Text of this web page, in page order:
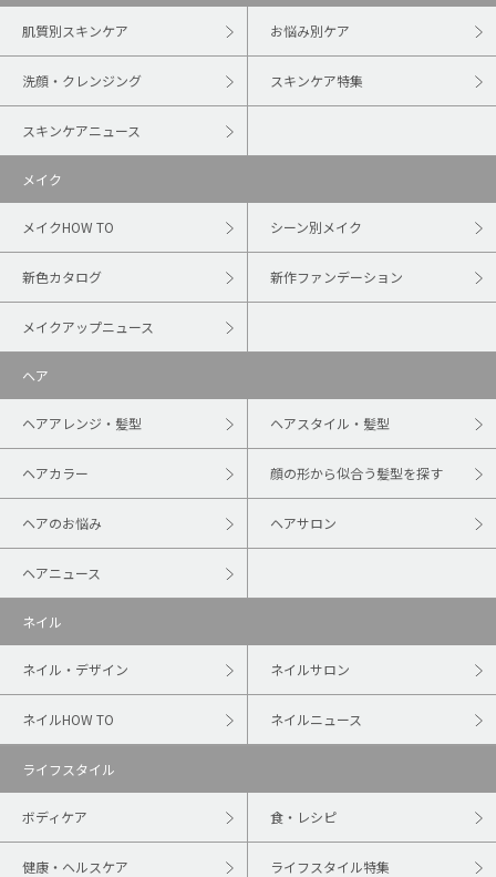
肌質別スキンケア お悩み別ケア
洗顔・クレンジング スキンケア特集
スキンケアニュース
メイク
メイクHOW TO シーン別メイク
新色カタログ 新作ファンデーション
メイクアップニュース
ヘア
ヘアアレンジ・髪型 ヘアスタイル・髪型
ヘアカラー 顔の形から似合う髪型を探す
ヘアのお悩み ヘアサロン
ヘアニュース
ネイル
ネイル・デザイン ネイルサロン
ネイルHOW TO ネイルニュース
ライフスタイル
ボディケア 食・レシピ
健康・ヘルスケア ライフスタイル特集